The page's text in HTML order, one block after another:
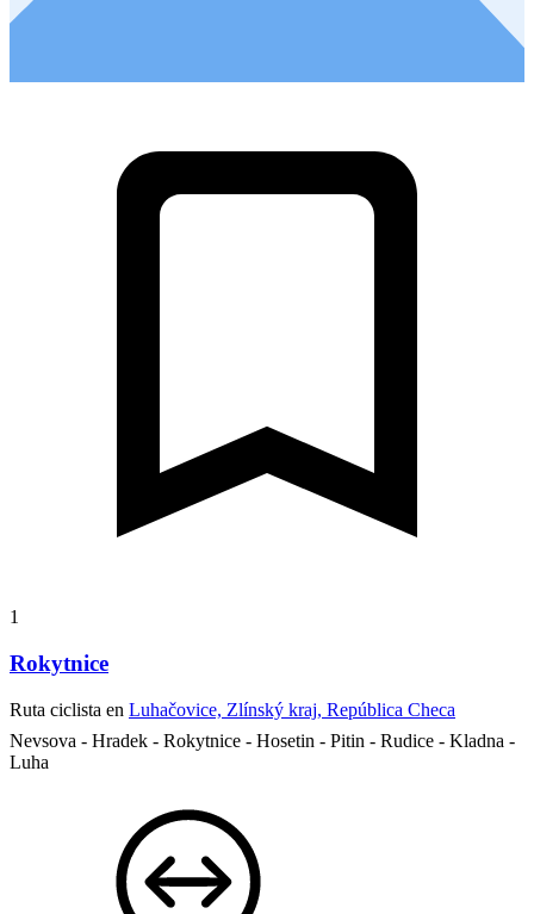
1
Rokytnice
Ruta ciclista en Luhačovice, Zlínský kraj, República Checa
Nevsova - Hradek - Rokytnice - Hosetin - Pitin - Rudice - Kladna -
Luha